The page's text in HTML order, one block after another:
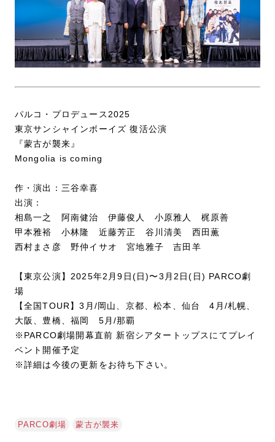
パルコ・プロデュース2025
東京サンシャインボーイズ 復活公演
『蒙古が襲来』
Mongolia is coming
作・演出：三谷幸喜
出演：
相島一之 阿南健治 伊藤俊人 小原雅人 梶原善
甲本雅裕 小林隆 近藤芳正 谷川清美 西田薫
西村まさ彦 野仲イサオ 宮地雅子 吉田羊
【東京公演】2025年2月9日(日)〜3月2日(日) PARCO劇
場
【全国TOUR】3月/岡山、京都、松本、仙台 4月/札幌、
大阪、豊橋、福岡 5月/那覇
※PARCO劇場開幕直前 新宿シアタートップスにてプレイ
ベント開催予定
※詳細は今後の更新をお待ち下さい。
PARCO劇場 蒙古が襲来